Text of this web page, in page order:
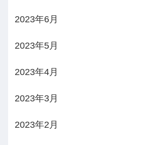
2023年6月
2023年5月
2023年4月
2023年3月
2023年2月